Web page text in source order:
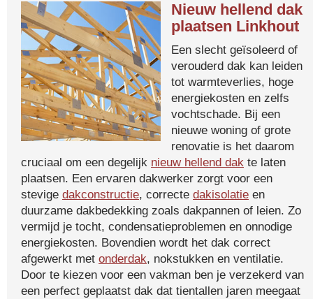
Nieuw hellend dak
plaatsen Linkhout
Een slecht geïsoleerd of
verouderd dak kan leiden
tot warmteverlies, hoge
energiekosten en zelfs
vochtschade. Bij een
nieuwe woning of grote
renovatie is het daarom
cruciaal om een degelijk nieuw hellend dak te laten
plaatsen. Een ervaren dakwerker zorgt voor een
stevige dakconstructie, correcte dakisolatie en
duurzame dakbedekking zoals dakpannen of leien. Zo
vermijd je tocht, condensatieproblemen en onnodige
energiekosten. Bovendien wordt het dak correct
afgewerkt met onderdak, nokstukken en ventilatie.
Door te kiezen voor een vakman ben je verzekerd van
een perfect geplaatst dak dat tientallen jaren meegaat